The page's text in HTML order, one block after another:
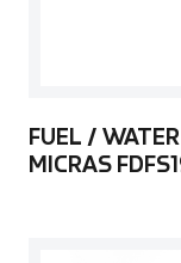
FUEL /
MICRAS